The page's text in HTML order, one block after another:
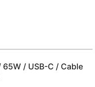
/ USB-C / Cable